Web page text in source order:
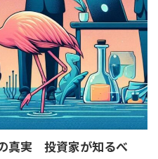
真実 投資家が知るべ